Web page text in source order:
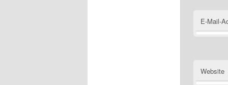
E-Mail-
Website